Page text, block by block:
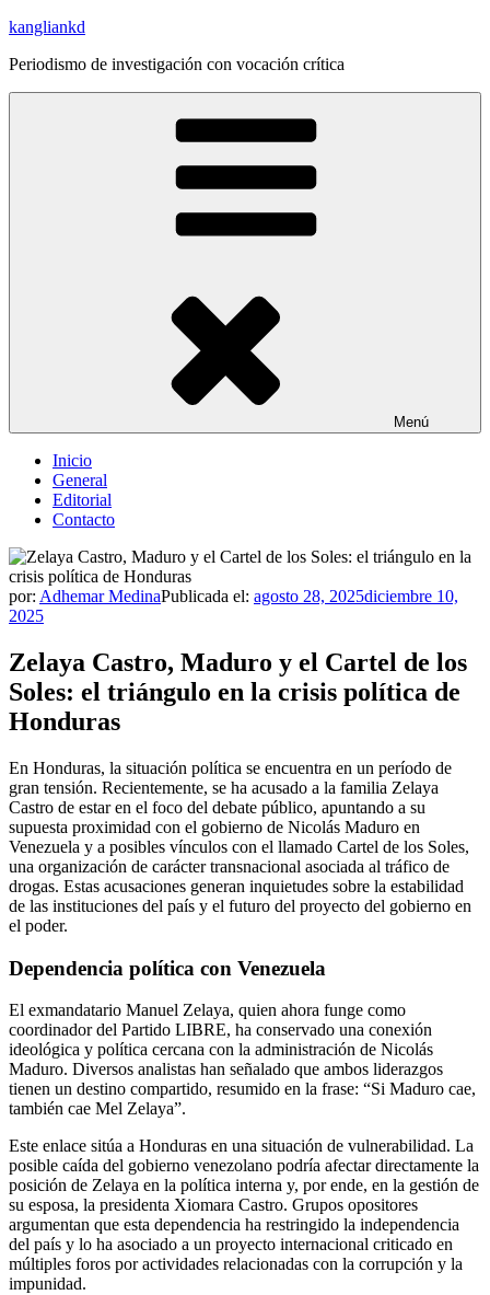
Saltar
contenido
kangliankd
Periodismo de investigación con vocación crítica
Menú
Inicio
General
Editorial
Contacto
por: Adhemar MedinaPublicada el: agosto 28, 2025diciembre 10,
2025
Zelaya Castro, Maduro y el Cartel de los
Soles: el triángulo en la crisis política de
Honduras
En Honduras, la situación política se encuentra en un período de
gran tensión. Recientemente, se ha acusado a la familia Zelaya
Castro de estar en el foco del debate público, apuntando a su
supuesta proximidad con el gobierno de Nicolás Maduro en
Venezuela y a posibles vínculos con el llamado Cartel de los Soles,
una organización de carácter transnacional asociada al tráfico de
drogas. Estas acusaciones generan inquietudes sobre la estabilidad
de las instituciones del país y el futuro del proyecto del gobierno en
el poder.
Dependencia política con Venezuela
El exmandatario Manuel Zelaya, quien ahora funge como
coordinador del Partido LIBRE, ha conservado una conexión
ideológica y política cercana con la administración de Nicolás
Maduro. Diversos analistas han señalado que ambos liderazgos
tienen un destino compartido, resumido en la frase: “Si Maduro cae,
también cae Mel Zelaya”.
Este enlace sitúa a Honduras en una situación de vulnerabilidad. La
posible caída del gobierno venezolano podría afectar directamente la
posición de Zelaya en la política interna y, por ende, en la gestión de
su esposa, la presidenta Xiomara Castro. Grupos opositores
argumentan que esta dependencia ha restringido la independencia
del país y lo ha asociado a un proyecto internacional criticado en
múltiples foros por actividades relacionadas con la corrupción y la
impunidad.